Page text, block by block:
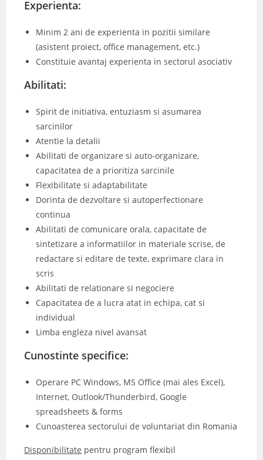
Experienta:
Minim 2 ani de experienta in pozitii similare
(asistent proiect, office management, etc.)
Constituie avantaj experienta in sectorul asociativ
Abilitati:
Spirit de initiativa, entuziasm si asumarea
sarcinilor
Atentie la detalii
Abilitati de organizare si auto-organizare,
capacitatea de a prioritiza sarcinile
Flexibilitate si adaptabilitate
Dorinta de dezvoltare si autoperfectionare
continua
Abilitati de comunicare orala, capacitate de
sintetizare a informatiilor in materiale scrise, de
redactare si editare de texte, exprimare clara in
scris
Abilitati de relationare si negociere
Capacitatea de a lucra atat in echipa, cat si
individual
Limba engleza nivel avansat
Cunostinte specifice:
Operare PC Windows, MS Office (mai ales Excel),
Internet, Outlook/Thunderbird, Google
spreadsheets & forms
Cunoasterea sectorului de voluntariat din Romania
Disponibilitate pentru program flexibil